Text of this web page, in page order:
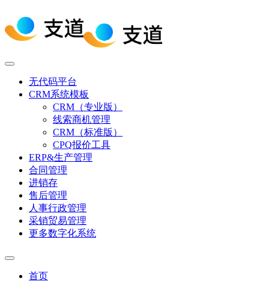
无代码平台
CRM系统模板
CRM（专业版）
线索商机管理
CRM（标准版）
CPQ报价工具
ERP&生产管理
合同管理
进销存
售后管理
人事行政管理
采销贸易管理
更多数字化系统
首页